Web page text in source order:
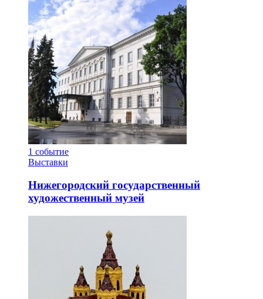
1 событие
Выставки
Нижегородский государственный
художественный музей